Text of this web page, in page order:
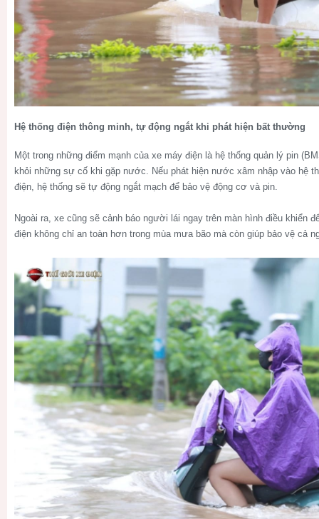
Hệ thống điện thông minh, tự động ngắt khi phát hiện bất thường
Một trong những điểm mạnh của xe máy điện là hệ thống quản lý pin
khỏi những sự cố khi gặp nước. Nếu phát hiện nước xâm nhập vào hệ
điện, hệ thống sẽ tự động ngắt mạch để bảo vệ động cơ và pin.
Ngoài ra, xe cũng sẽ cảnh báo người lái ngay trên màn hình điều khiển
điện không chỉ an toàn hơn trong mùa mưa bão mà còn giúp bảo vệ cả